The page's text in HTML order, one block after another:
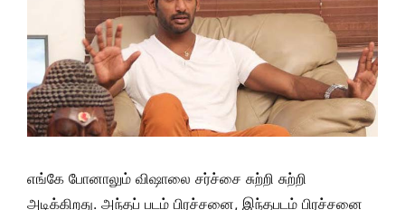
எங்கே போனாலும் விஷாலை சர்ச்சை சுற்றி சுற்றி
அடிக்கிறது. அந்தப் படம் பிரச்சனை, இந்தபடம் பிரச்சனை